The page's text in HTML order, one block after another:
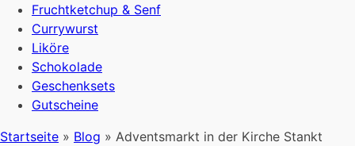
Fruchtketchup & Senf
Currywurst
Liköre
Schokolade
Geschenksets
Gutscheine
Startseite » Blog » Adventsmarkt in der Kirche Stankt